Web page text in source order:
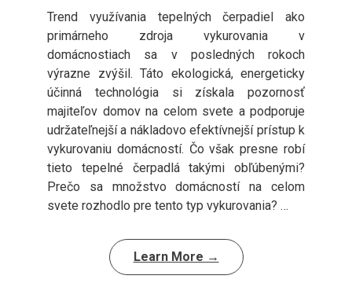
Trend využívania tepelných čerpadiel ako
primárneho zdroja vykurovania v
domácnostiach sa v posledných rokoch
výrazne zvýšil. Táto ekologická, energeticky
účinná technológia si získala pozornosť
majiteľov domov na celom svete a podporuje
udržateľnejší a nákladovo efektívnejší prístup k
vykurovaniu domácností. Čo však presne robí
tieto tepelné čerpadlá takými obľúbenými?
Prečo sa množstvo domácností na celom
svete rozhodlo pre tento typ vykurovania? …
Learn More →